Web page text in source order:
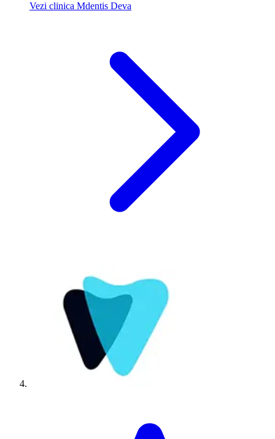
Vezi clinica Mdentis Deva